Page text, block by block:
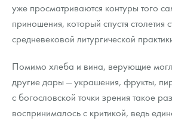
уже просматриваются контуры того
приношения, который спустя столетия
средневековой литургической
Помимо хлеба и вина, верующие
другие дары — украшения, фрукты,
с богословской точки зрения такое
воспринималось с критикой, ведь